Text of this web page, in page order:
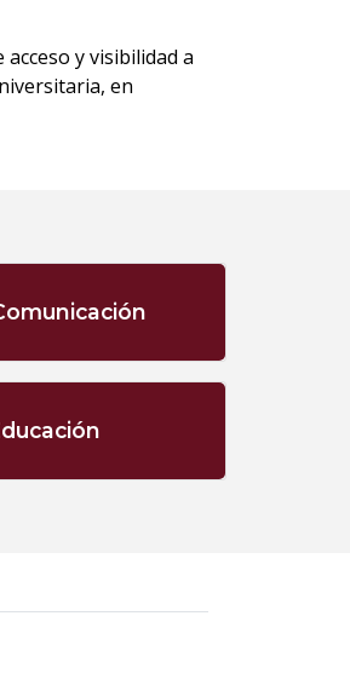
y visibilidad a
en